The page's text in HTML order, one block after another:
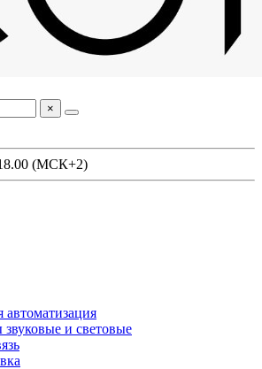
×
(МСК+2)
и световые